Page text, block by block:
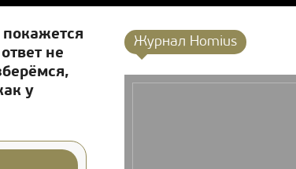
покажется
не
у
Журнал Homius